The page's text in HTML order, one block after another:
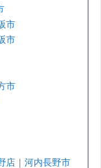
市
市
市
店｜河内長野市